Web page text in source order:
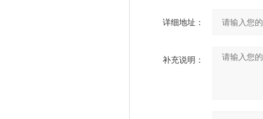
详细地址：
补充说明：